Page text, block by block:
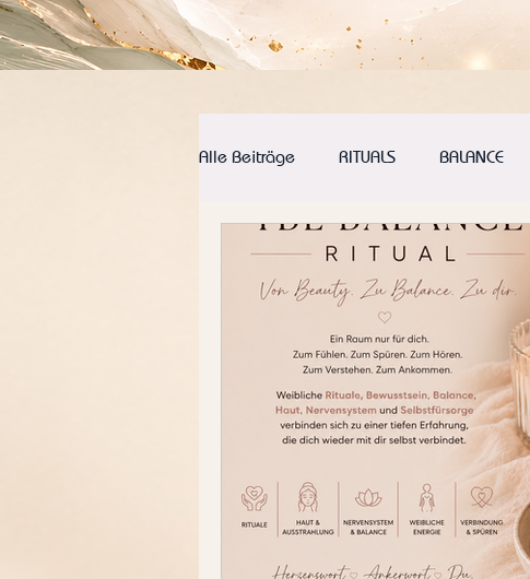
Alle Beiträge RITUALS BALANCE